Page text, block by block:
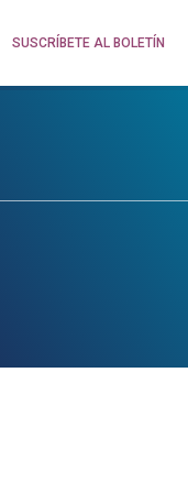
SUSCRÍBETE AL BOLETÍN